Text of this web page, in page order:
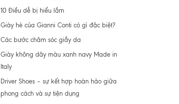
10 Điều dễ bị hiểu lầm
Giày hè của Gianni Conti có gì đặc biệt?
Các bước chăm sóc giầy da
Giày không dây màu xanh navy Made in
Italy
Driver Shoes – sự kết hợp hoàn hảo giữa
phong cách và sự tiện dụng